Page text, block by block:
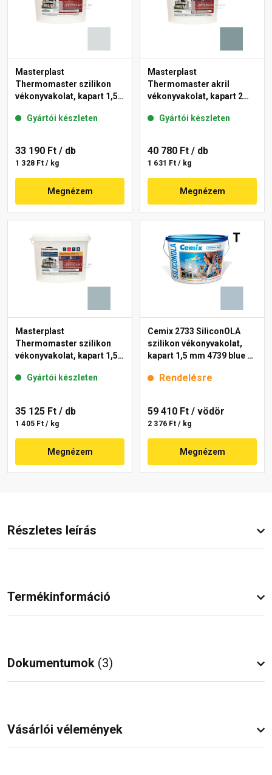
Masterplast
Thermomaster szilikon
vékonyvakolat, kapart 1,5
Gyártói készleten
33 190 Ft / db
1 328 Ft / kg
Megnézem
Masterplast
Thermomaster akril
vékonyvakolat, kapart 2
Gyártói készleten
40 780 Ft / db
1 631 Ft / kg
Megnézem
Masterplast
Thermomaster szilikon
vékonyvakolat, kapart 1,5
Gyártói készleten
35 125 Ft / db
1 405 Ft / kg
Megnézem
Cemix 2733 SiliconOLA
szilikon vékonyvakolat,
kapart 1,5 mm 4739 blue 25
Rendelésre
59 410 Ft / vödör
2 376 Ft / kg
Megnézem
Részletes leírás
Termékinformáció
Dokumentumok (3)
Vásárlói vélemények